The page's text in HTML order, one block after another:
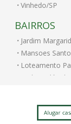
Vinhedo/SP
BAIRROS
Jardim
Mansoes
Loteamento
Jardim Nilópolis
CidadeAlugar